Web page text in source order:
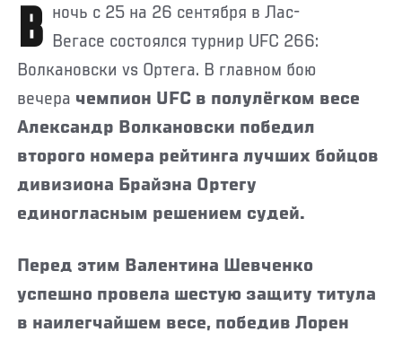
В ночь с 25 на 26 сентября в Лас- Вегасе состоялся турнир UFC 266:
Волкановски vs Ортега. В главном бою
вечера чемпион UFC в полулёгком весе
Александр Волкановски победил
второго номера рейтинга лучших бойцов
дивизиона Брайэна Ортегу
единогласным решением судей.
Перед этим Валентина Шевченко
успешно провела шестую защиту титула
в наилегчайшем весе, победив Лорен